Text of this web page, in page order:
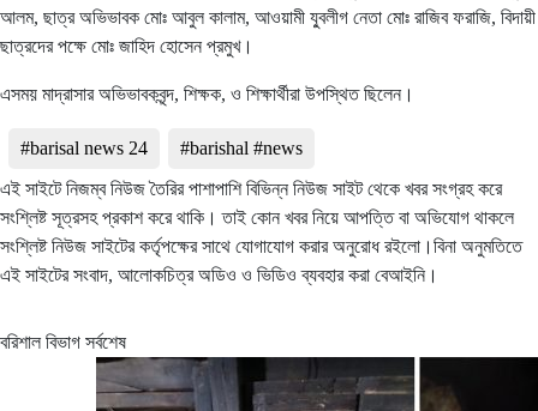
আলম, ছাত্র অভিভাবক মোঃ আবুল কালাম, আওয়ামী যু্বলীগ নেতা মোঃ রাজিব ফরাজি, বিদায়ী
ছাত্রদের পক্ষে মোঃ জাহিদ হোসেন প্রমুখ।
এসময় মাদ্রাসার অভিভাবকবৃন্দ, শিক্ষক, ও শিক্ষার্থীরা উপস্থিত ছিলেন।
#barisal news 24
#barishal #news
এই সাইটে নিজম্ব নিউজ তৈরির পাশাপাশি বিভিন্ন নিউজ সাইট থেকে খবর সংগ্রহ করে
সংশ্লিষ্ট সূত্রসহ প্রকাশ করে থাকি। তাই কোন খবর নিয়ে আপত্তি বা অভিযোগ থাকলে
সংশ্লিষ্ট নিউজ সাইটের কর্তৃপক্ষের সাথে যোগাযোগ করার অনুরোধ রইলো।বিনা অনুমতিতে
এই সাইটের সংবাদ, আলোকচিত্র অডিও ও ভিডিও ব্যবহার করা বেআইনি।
বরিশাল বিভাগ সর্বশেষ